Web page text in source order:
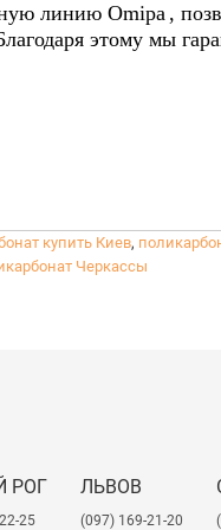
линию Omipa ,
этому мы
купить Киев,
Черкассы
РОГ
25
ЛЬВОВ
​(097) 169-21-20